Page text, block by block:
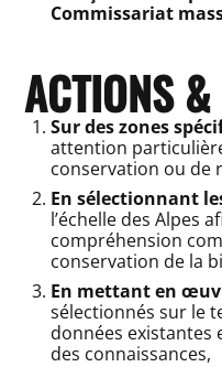
Commissariat
ACTIONS &
Sur des zones
attention
conservation ou de
En sélectionnant
l’échelle des Alpes
compréhension
conservation de la
En mettant en
sélectionnés sur le
données existantes
des connaissances,